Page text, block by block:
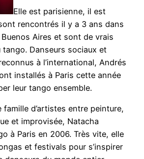
Elle est parisienne, il est
rencontrés il y a 3 ans dans
Aires et sont de vrais
Danseurs sociaux et
à l’international, Andrés
installés à Paris cette année
leur tango ensemble.
famille d’artistes entre peinture,
et improvisée, Natacha
à Paris en 2006. Très vite, elle
et festivals pour s’inspirer